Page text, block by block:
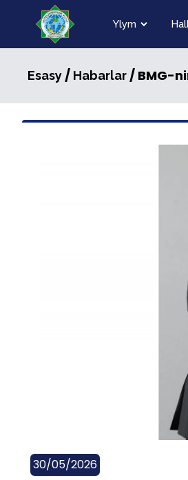
Ylym
Esasy/ Habarlar/ BMG-
30/05/2026